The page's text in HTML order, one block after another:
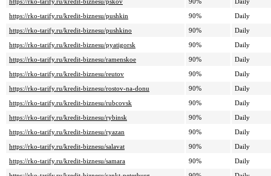
https://rko-tarify.ru/kredit-biznesu/pskov
90%
Daily
https://rko-tarify.ru/kredit-biznesu/pushkin
90%
Daily
https://rko-tarify.ru/kredit-biznesu/pushkino
90%
Daily
https://rko-tarify.ru/kredit-biznesu/pyatigorsk
90%
Daily
https://rko-tarify.ru/kredit-biznesu/ramenskoe
90%
Daily
https://rko-tarify.ru/kredit-biznesu/reutov
90%
Daily
https://rko-tarify.ru/kredit-biznesu/rostov-na-donu
90%
Daily
https://rko-tarify.ru/kredit-biznesu/rubcovsk
90%
Daily
https://rko-tarify.ru/kredit-biznesu/rybinsk
90%
Daily
https://rko-tarify.ru/kredit-biznesu/ryazan
90%
Daily
https://rko-tarify.ru/kredit-biznesu/salavat
90%
Daily
https://rko-tarify.ru/kredit-biznesu/samara
90%
Daily